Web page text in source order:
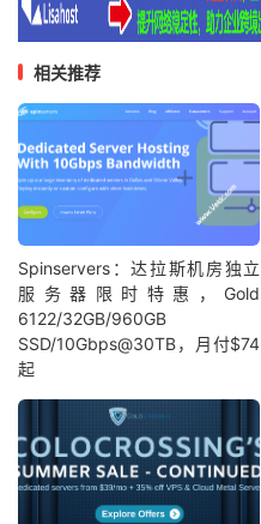
相关推荐
Spinservers：达拉斯机房独立
服务器限时特惠，Gold
6122/32GB/960GB
SSD/10Gbps@30TB，月付$74
起